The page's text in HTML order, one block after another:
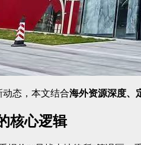
动态，本文结合海外资源深度、
核心逻辑